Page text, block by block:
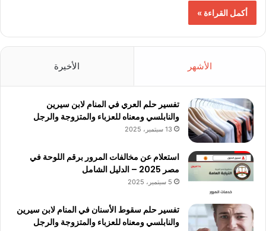
أكمل القراءة »
الأشهر الأخيرة
تفسير حلم العري في المنام لابن سيرين
والنابلسي ومعناه للعزباء والمتزوجة والرجل
13 سبتمبر، 2025
استعلام عن مخالفات المرور برقم اللوحة في
مصر 2025 – الدليل الشامل
5 سبتمبر، 2025
تفسير حلم سقوط الأسنان في المنام لابن سيرين
والنابلسي ومعناه للعزباء والمتزوجة والرجل